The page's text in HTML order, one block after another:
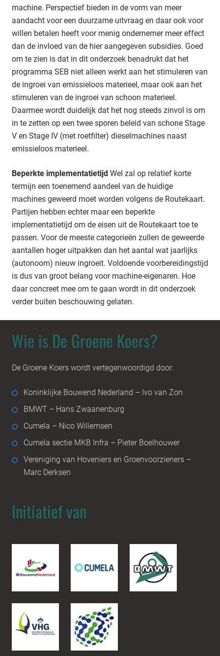
machine. Perspectief bieden in de vorm van meer
aandacht voor een duurzame uitvraag en daar ook voor
willen betalen heeft voor menig ondernemer meer effect
dan de invloed van de hier aangegeven subsidies. Goed
om te zien is dat in dit onderzoek benadrukt dat het
programma SEB niet alleen werkt aan het stimuleren van
de ingroei van emissieloos materieel, maar ook aan het
stimuleren van de ingroei van schoon materieel.
Daarmee wordt duidelijk dat het nog steeds zinvol is om
in te zetten op een twee sporen beleid van schone Stage
V en Stage IV (met roetfilter) dieselmachines naast
emissieloos materieel.
Beperkte implementatietijd Wel zal op relatief korte
termijn een toenemend aandeel van de huidige
machines geweerd moet worden volgens de Routekaart.
Partijen hebben echter maar een beperkte
implementatietijd om de eisen uit de Routekaart toe te
passen. Voor de meeste categorieën zullen de geweerde
aantallen hoger uitpakken dan het aantal wat jaarlijks
(autonoom) nieuw ingroeit. Voldoende voorbereidingstijd
is dus van groot belang voor machine-eigenaren. Hoe
daar concreet mee om te gaan wordt in dit onderzoek
verder buiten beschouwing gelaten.
Wie is De Groene Koers?
De Groene Koers wordt vertegenwoordigd door:
Koninklijke Bouwend Nederland – Ivo van Zon
BMWT – Hans Zwaanenburg
Cumela – Nico Willemsen
Cumela sectie MKB Infra – Pieter Boelhouwer
Vereniging van Hoveniers en Groenvoorzieners –
Marc Derksen
Initiatief van